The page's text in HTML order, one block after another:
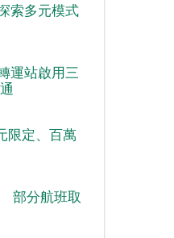
索多元模式
運站啟用三
限定、百萬
部分航班取